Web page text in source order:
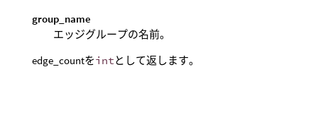
group_name
エッジグループの名前。
edge_countをintとして返します。